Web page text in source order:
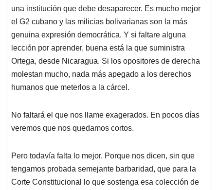
una institución que debe desaparecer. Es mucho mejor
el G2 cubano y las milicias bolivarianas son la más
genuina expresión democrática. Y si faltare alguna
lección por aprender, buena está la que suministra
Ortega, desde Nicaragua. Si los opositores de derecha
molestan mucho, nada más apegado a los derechos
humanos que meterlos a la cárcel.
No faltará el que nos llame exagerados. En pocos días
veremos que nos quedamos cortos.
Pero todavía falta lo mejor. Porque nos dicen, sin que
tengamos probada semejante barbaridad, que para la
Corte Constitucional lo que sostenga esa colección de